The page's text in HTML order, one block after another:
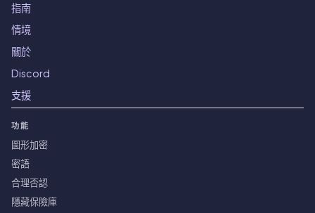
指南
情境
關於
Discord
支援
功能
圖形加密
密語
合理否認
隱藏保險庫